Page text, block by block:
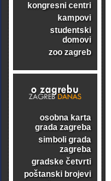
kongresni centri
kampovi
studentski
domovi
zoo zagreb
osobna karta
grada zagreba
simboli grada
zagreba
gradske četvrti
poštanski brojevi